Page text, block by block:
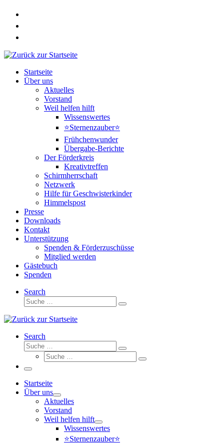
Zum
springen
Startseite
Über uns
Aktuelles
Vorstand
Weil helfen hilft
Wissenswertes
⭐Sternenzauber⭐
Frühchenwunder
Übergabe-Berichte
Der Förderkreis
Kreativtreffen
Schirmherrschaft
Netzwerk
Hilfe für Geschwisterkinder
Himmelspost
Presse
Downloads
Kontakt
Unterstützung
Spenden & Förderzuschüsse
Mitglied werden
Gästebuch
Spenden
Search
Suche
Suche
Search
Suche
Suche
Suche
Suche
Menü
Startseite
Über uns
Aktuelles
Vorstand
Weil helfen hilft
Wissenswertes
⭐Sternenzauber⭐